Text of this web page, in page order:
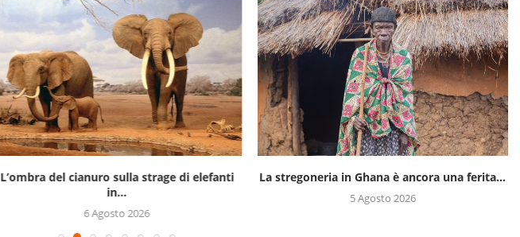
L’ombra del cianuro sulla strage di elefanti
in...
6 Agosto 2026
La stregoneria in Ghana è ancora una ferita...
5 Agosto 2026